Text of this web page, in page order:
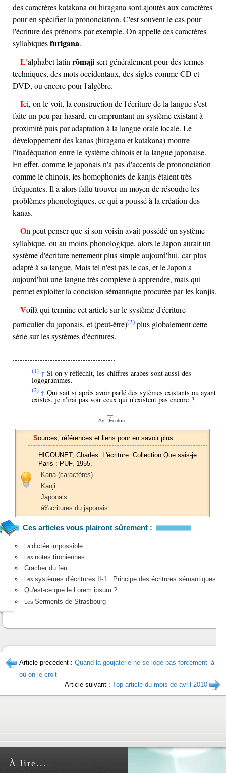
des caractères katakana ou hiragana sont ajoutés aux caractères
pour en spécifier la prononciation. C'est souvent le cas pour
l'écriture des prénoms par exemple. On appelle ces caractères
syllabiquesfurigana.
L'alphabet latin rõmajisert généralement pour des termes
techniques, des mots occidentaux, des sigles comme CD et
DVD, ou encore pour l'algèbre.
Ici, on le voit, la construction de l'écriture de la langue s'est
faite un peu par hasard, en empruntant un système existant à
proximité puis par adaptation à la langue orale locale. Le
développement des kanas (hiragana et katakana) montre
l'inadéquation entre le système chinois et la langue japonaise.
En effet, comme le japonais n'a pas d'accents de prononciation
comme le chinois, les homophonies de kanjis étaient très
fréquentes. Il a alors fallu trouver un moyen de résoudre les
problèmes phonologiques, ce qui a poussé à la création des
kanas.
On peut penser que si son voisin avait possédé un système
syllabique, ou au moins phonologique, alors le Japon aurait un
système d'écriture nettement plus simple aujourd'hui, car plus
adapté à sa langue. Mais tel n'est pas le cas, et le Japon a
aujourd'hui une langue très complexe à apprendre, mais qui
permet exploiter la concision sémantique procurée par les kanjis.
Voilà qui termine cet article sur le système d'écriture
particulier du japonais, et (peut-être)(2) plus globalement cette
série sur les systèmes d'écritures.
(1) ↑ Si on y réfléchit, les chiffres arabes sont aussi des
logogrammes.
(2) ↑ Qui sait si après avoir parlé des sytèmes existants ou ayant
existés, je n'irai pas voir ceux qui n'existent pas encore ?
Art Écriture
Sources, références et liens pour en savoir plus :
HIGOUNET, Charles. L'écriture. Collection Que sais-je.
Paris : PUF, 1955.
Kana (caractères)
Kanji
Japonais
à‰critures du japonais
Ces articles vous plairont sûrement :
La dictée impossible
Les notes tironiennes
Cracher du feu
Les systèmes d'écritures II-1 : Principe des écritures sémantiques
Qu'est-ce que le Lorem ipsum ?
Les Serments de Strasbourg
Article précédent : Quand la goujaterie ne se loge pas forcément là
où on le croit
Article suivant : Top article du mois de avril 2010
À lire...